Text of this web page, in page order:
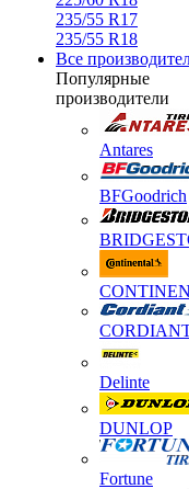
235/55 R17
235/55 R18
Все
Популярные
производители
Antares
BFGoodrich
Delinte
DUNLOP
Fortune